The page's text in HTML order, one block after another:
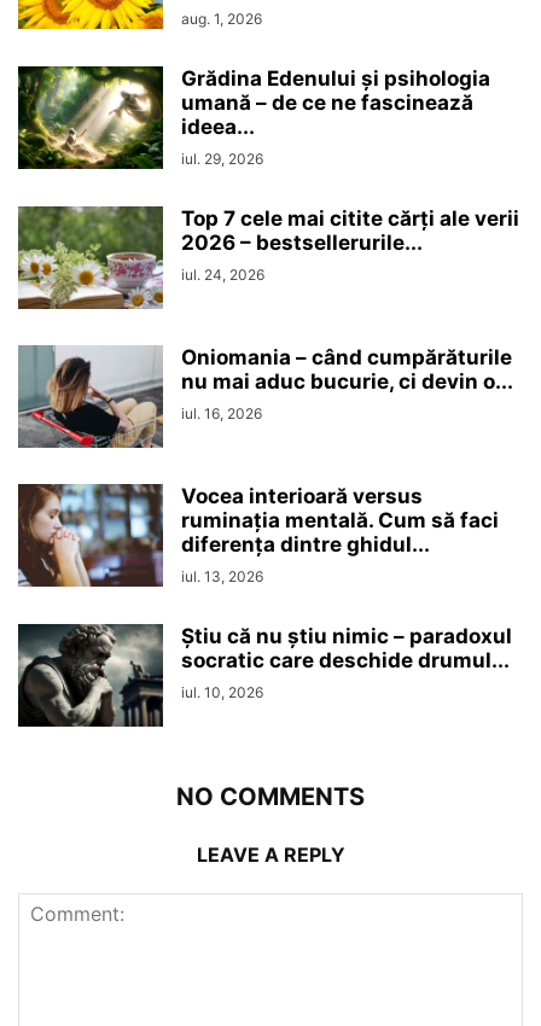
aug. 1, 2026
Grădina Edenului și psihologia
umană – de ce ne fascinează
ideea...
iul. 29, 2026
Top 7 cele mai citite cărți ale verii
2026 – bestsellerurile...
iul. 24, 2026
Oniomania – când cumpărăturile
nu mai aduc bucurie, ci devin o...
iul. 16, 2026
Vocea interioară versus
ruminaţia mentală. Cum să faci
diferența dintre ghidul...
iul. 13, 2026
Ştiu că nu ştiu nimic – paradoxul
socratic care deschide drumul...
iul. 10, 2026
NO COMMENTS
LEAVE A REPLY